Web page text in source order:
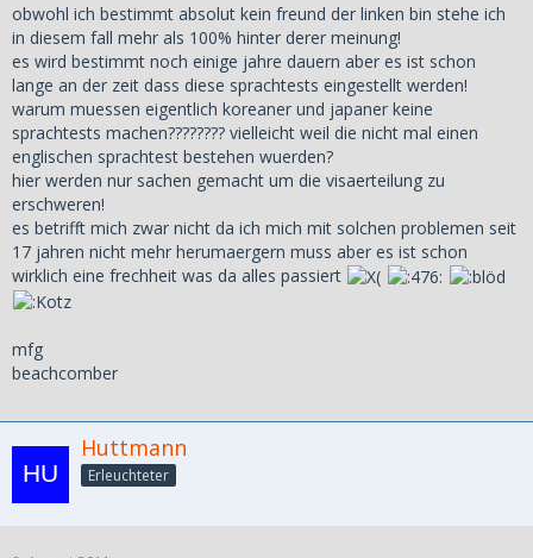
obwohl ich bestimmt absolut kein freund der linken bin stehe ich
in diesem fall mehr als 100% hinter derer meinung!
es wird bestimmt noch einige jahre dauern aber es ist schon
lange an der zeit dass diese sprachtests eingestellt werden!
warum muessen eigentlich koreaner und japaner keine
sprachtests machen???????? vielleicht weil die nicht mal einen
englischen sprachtest bestehen wuerden?
hier werden nur sachen gemacht um die visaerteilung zu
erschweren!
es betrifft mich zwar nicht da ich mich mit solchen problemen seit
17 jahren nicht mehr herumaergern muss aber es ist schon
wirklich eine frechheit was da alles passiert
mfg
beachcomber
Huttmann
Erleuchteter